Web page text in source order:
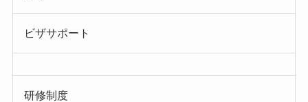
ビザサポート
研修制度